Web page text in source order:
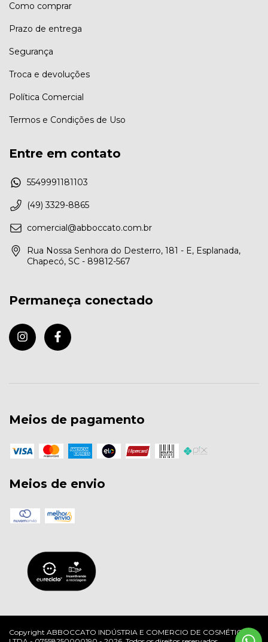
Como comprar
Prazo de entrega
Segurança
Troca e devoluções
Política Comercial
Termos e Condições de Uso
Entre em contato
5549991181103
(49) 3329-8865
comercial@abboccato.com.br
Rua Nossa Senhora do Desterro, 181 - E, Esplanada,
Chapecó, SC - 89812-567
Permaneça conectado
Meios de pagamento
Meios de envio
Copyright ABBOCCATO INDÚSTRIA E COMERCIO DE COSMÉTICOS